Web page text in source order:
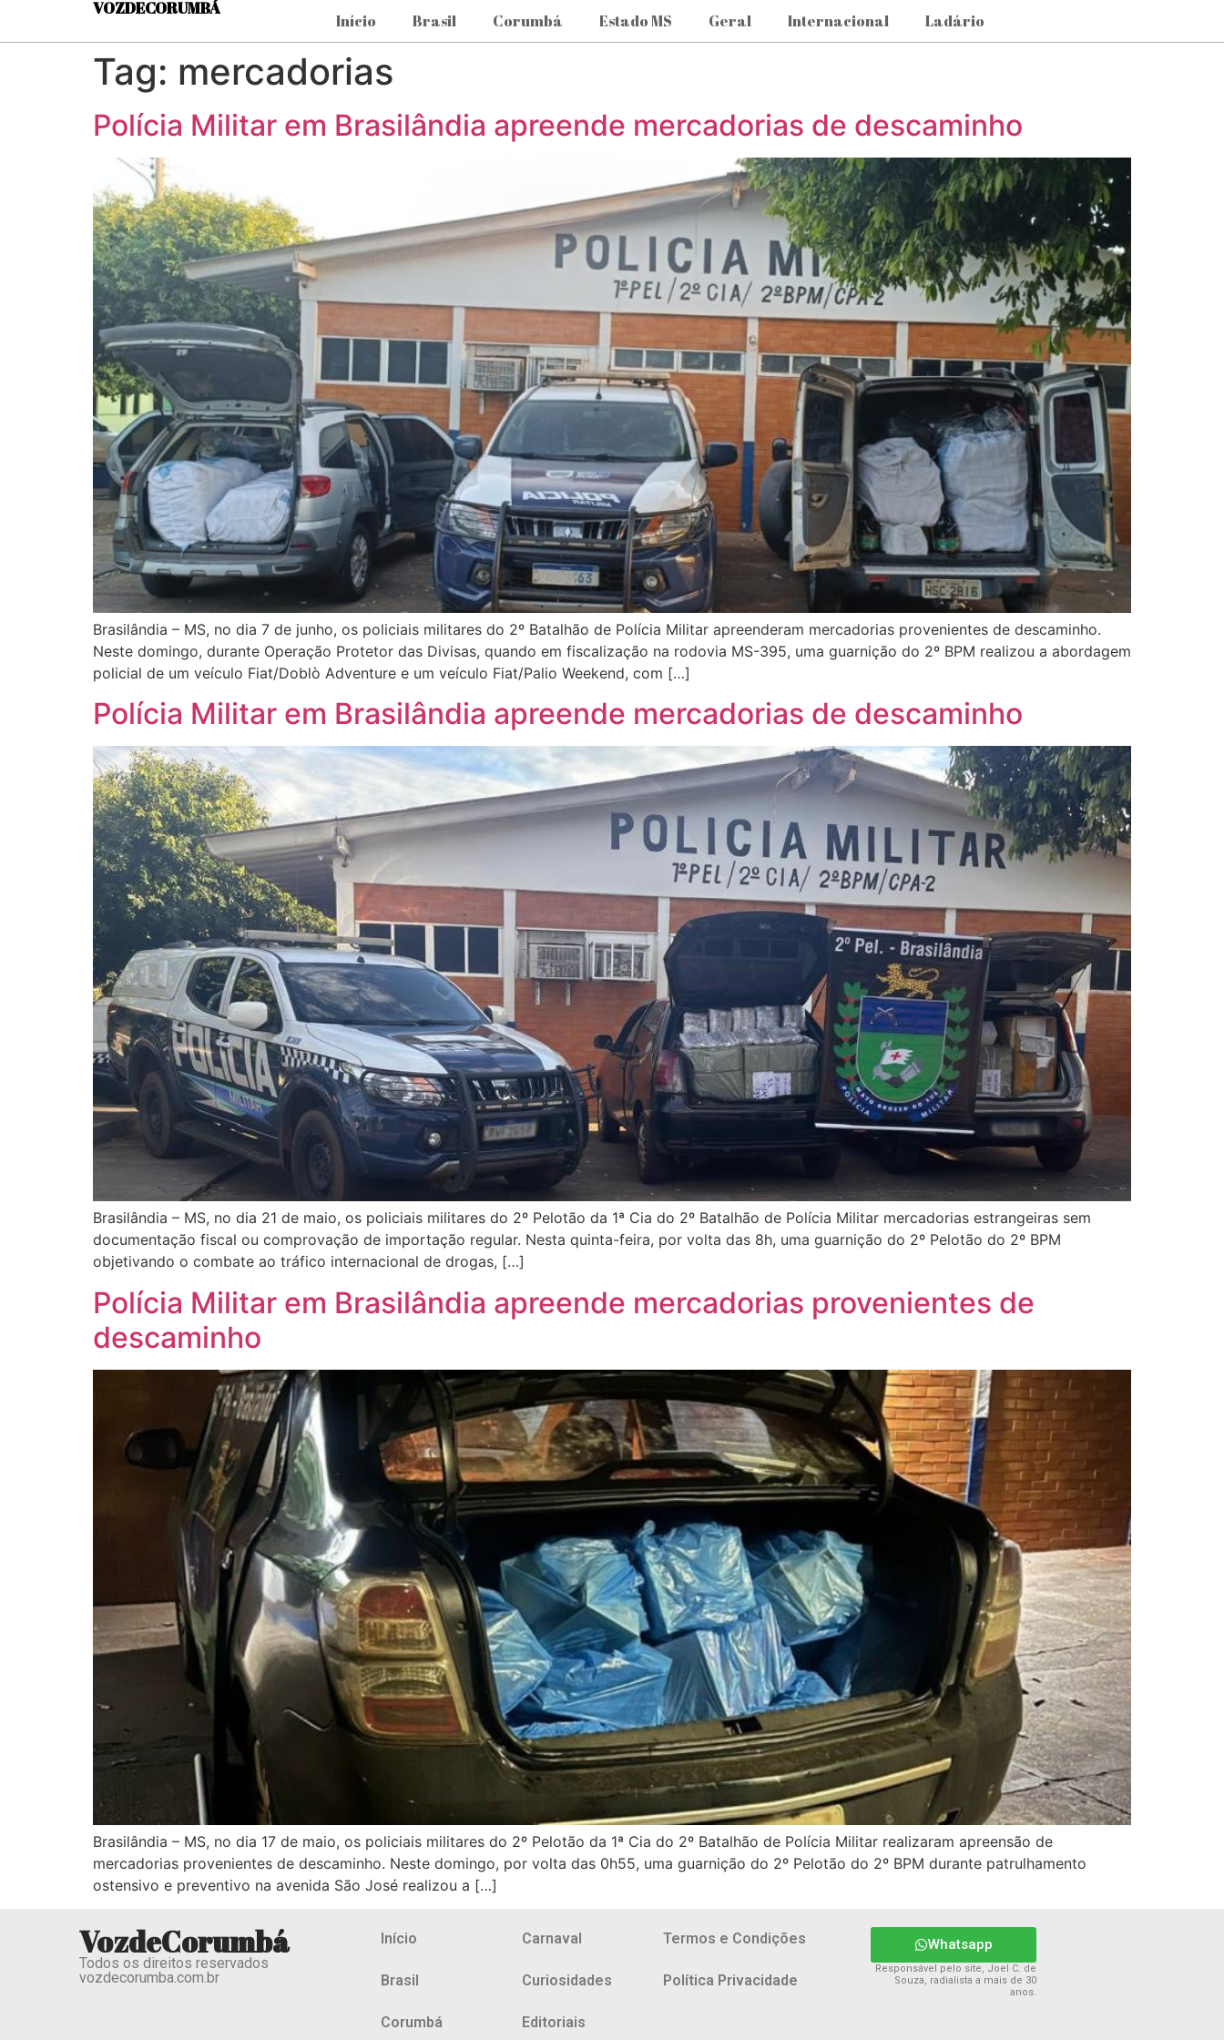
VOZDECORUMBÁ
Início Brasil Corumbá Estado MS Geral Internacional Ladário
Tag: mercadorias
Polícia Militar em Brasilândia apreende mercadorias de descaminho
Brasilândia – MS, no dia 7 de junho, os policiais militares do 2º Batalhão de Polícia Militar apreenderam mercadorias provenientes de descaminho.
Neste domingo, durante Operação Protetor das Divisas, quando em fiscalização na rodovia MS-395, uma guarnição do 2º BPM realizou a abordagem
policial de um veículo Fiat/Doblò Adventure e um veículo Fiat/Palio Weekend, com […]
Polícia Militar em Brasilândia apreende mercadorias de descaminho
Brasilândia – MS, no dia 21 de maio, os policiais militares do 2º Pelotão da 1ª Cia do 2º Batalhão de Polícia Militar mercadorias estrangeiras sem
documentação fiscal ou comprovação de importação regular. Nesta quinta-feira, por volta das 8h, uma guarnição do 2º Pelotão do 2º BPM
objetivando o combate ao tráfico internacional de drogas, […]
Polícia Militar em Brasilândia apreende mercadorias provenientes de
descaminho
Brasilândia – MS, no dia 17 de maio, os policiais militares do 2º Pelotão da 1ª Cia do 2º Batalhão de Polícia Militar realizaram apreensão de
mercadorias provenientes de descaminho. Neste domingo, por volta das 0h55, uma guarnição do 2º Pelotão do 2º BPM durante patrulhamento
ostensivo e preventivo na avenida São José realizou a […]
VozdeCorumbá
Todos os direitos reservados
vozdecorumba.com.br
Início
Brasil
Corumbá
Carnaval
Curiosidades
Editoriais
Termos e Condições
Política Privacidade
Whatsapp
Responsável pelo site, Joel C. de
Souza, radialista a mais de 30
anos.